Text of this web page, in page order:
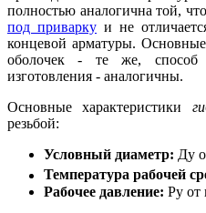
полностью аналогична той,
под приварку и не
концевой арматуры.
оболочек - те же, способ
изготовления - аналогичны.
Основные характеристики
резьбой:
Условный диаметр: Ду
Температура рабочей
Рабочее давление: Ру от